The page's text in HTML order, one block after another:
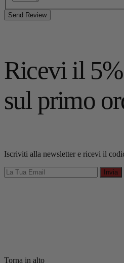
Send Review
Ricevi il
sul primo
Iscriviti alla newsletter e ricevi il
Invia
Torna in alto